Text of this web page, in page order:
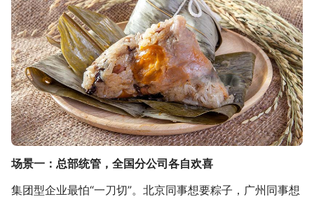
场景一：总部统管，全国分公司各自欢喜
集团型企业最怕“一刀切”。北京同事想要粽子，广州同事想